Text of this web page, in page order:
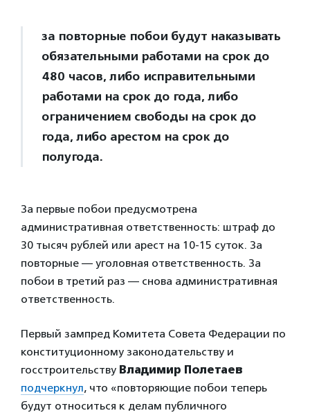
за повторные побои будут наказывать
обязательными работами на срок до
480 часов, либо исправительными
работами на срок до года, либо
ограничением свободы на срок до
года, либо арестом на срок до
полугода.
За первые побои предусмотрена
административная ответственность: штраф до
30 тысяч рублей или арест на 10-15 суток. За
повторные — уголовная ответственность. За
побои в третий раз — снова административная
ответственность.
Первый зампред Комитета Совета Федерации по
конституционному законодательству и
госстроительству Владимир Полетаев
подчеркнул, что «повторяющие побои теперь
будут относиться к делам публичного